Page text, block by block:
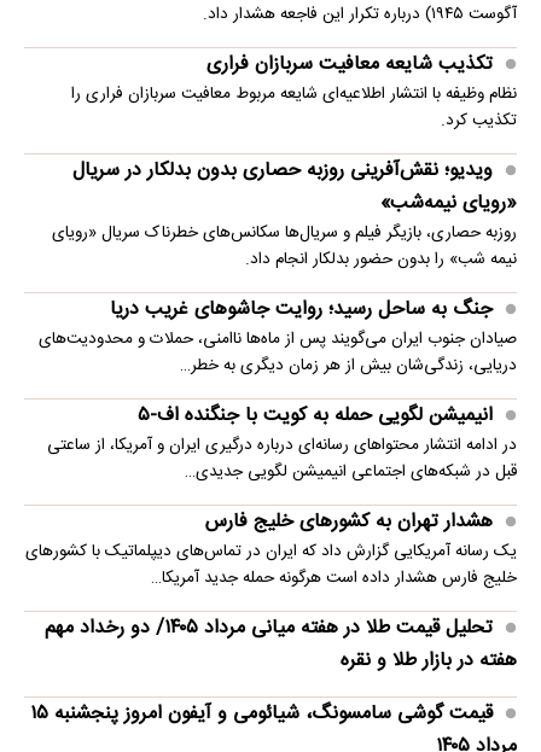
آگوست ۱۹۴۵) درباره تکرار این فاجعه هشدار داد.
تکذیب شایعه معافیت سربازان فراری
نظام وظیفه با انتشار اطلاعیه‌ای شایعه مربوط معافیت سربازان فراری را
تکذیب کرد.
ویدیو؛ نقش‌آفرینی روزبه حصاری بدون بدلکار در سریال
«رویای نیمه‌شب»
روزبه حصاری، بازیگر فیلم و سریال‌ها سکانس‌های خطرناک سریال «رویای
نیمه شب» را بدون حضور بدلکار انجام داد.
جنگ به ساحل رسید؛ روایت جاشوهای غریب دریا
صیادان جنوب ایران می‌گویند پس از ماه‌ها ناامنی، حملات و محدودیت‌های
دریایی، زندگی‌شان بیش از هر زمان دیگری به خطر…
انیمیشن لگویی حمله به کویت با جنگنده اف-۵
در ادامه انتشار محتواهای رسانه‌ای درباره درگیری ایران و آمریکا، از ساعتی
قبل در شبکه‌های اجتماعی انیمیشن لگویی جدیدی…
هشدار تهران به کشورهای خلیج فارس
یک رسانه آمریکایی گزارش داد که ایران در تماس‌های دیپلماتیک با کشورهای
خلیج فارس هشدار داده است هرگونه حمله جدید آمریکا…
تحلیل قیمت طلا در هفته میانی مرداد ۱۴۰۵/ دو رخداد مهم
هفته در بازار طلا و نقره
قیمت گوشی سامسونگ، شیائومی و آیفون امروز پنجشنبه ۱۵